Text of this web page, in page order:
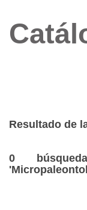
Resultado de
0